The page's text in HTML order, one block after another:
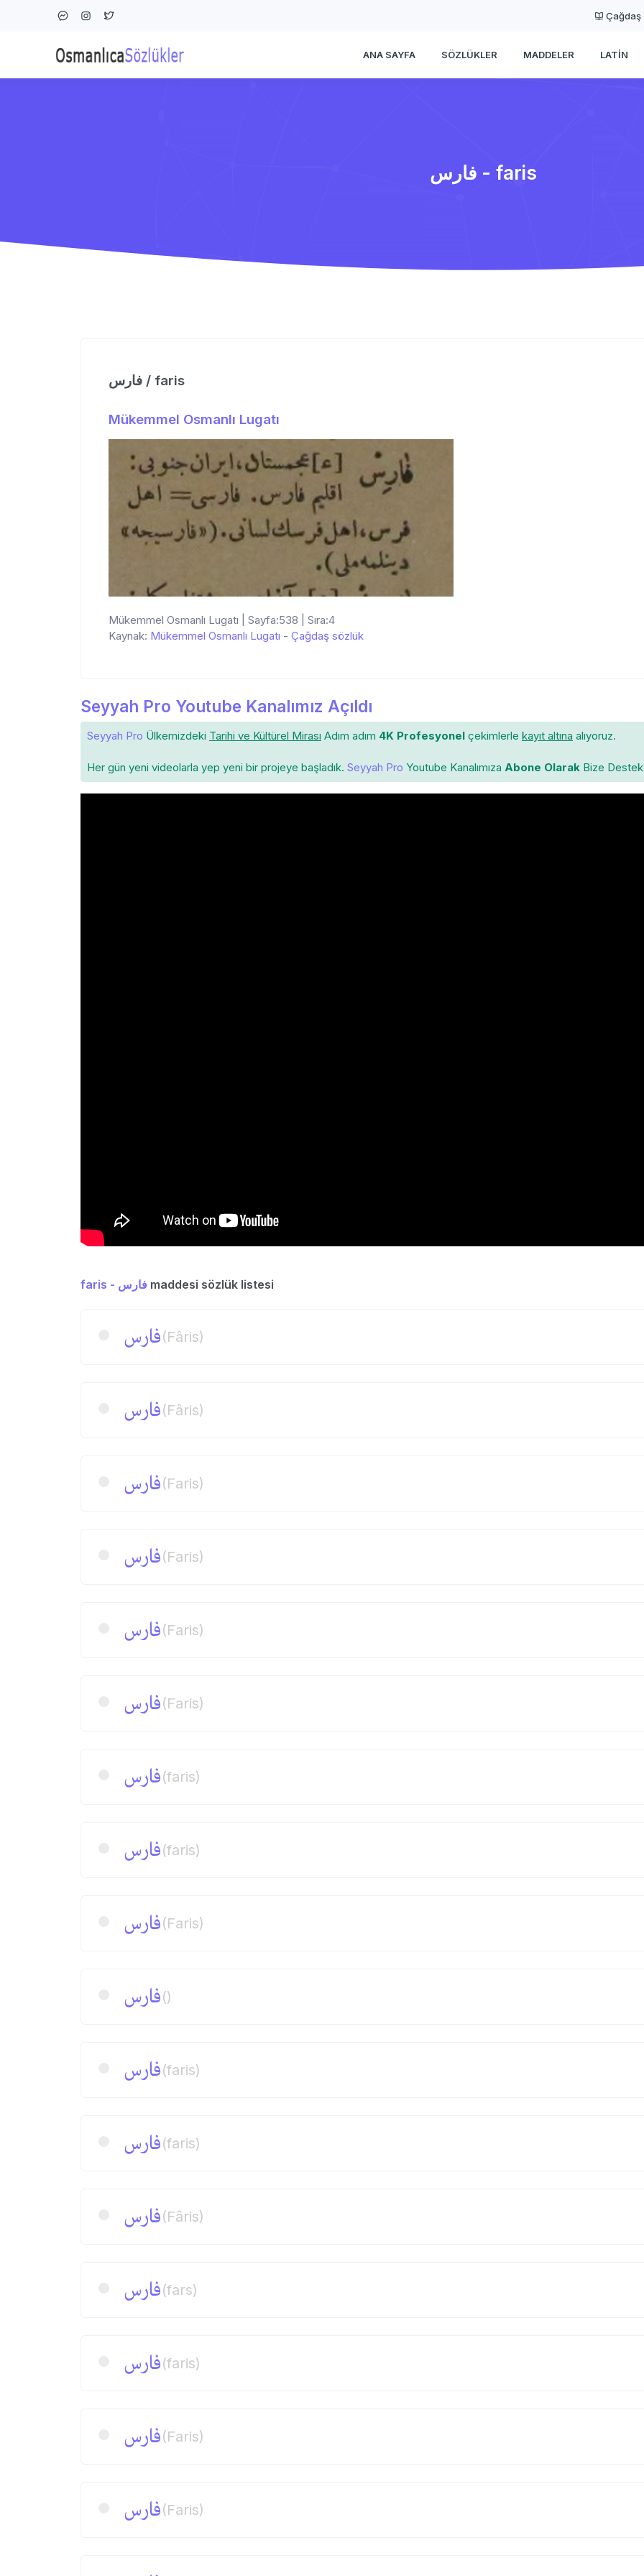
Çağdaş
ANA SAYFA SÖZLÜKLER MADDELER LATIN
فارس - faris
فارس / faris
Mükemmel Osmanlı Lugatı
Mükemmel Osmanlı Lugatı | Sayfa:538 | Sıra:4
Kaynak: Mükemmel Osmanlı Lugatı - Çağdaş sözlük
Seyyah Pro Youtube Kanalımız Açıldı
Seyyah Pro Ülkemizdeki Tarihi ve Kültürel Mirası Adım adım 4K Profesyonel çekimlerle kayıt altına alıyoruz.
Her gün yeni videolarla yep yeni bir projeye başladık. Seyyah Pro Youtube Kanalımıza Abone Olarak Bize Destek
faris - فارس maddesi sözlük listesi
فارس(Fâris)
فارس(Fâris)
فارس(Faris)
فارس(Faris)
فارس(Faris)
فارس(Faris)
فارس(faris)
فارس(faris)
فارس(Faris)
فارس()
فارس(faris)
فارس(faris)
فارس(Fâris)
فارس(fars)
فارس(faris)
فارس(Faris)
فارس(Faris)